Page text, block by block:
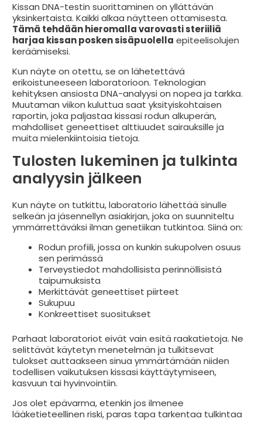
Kissan DNA-testin suorittaminen on yllättävän
yksinkertaista. Kaikki alkaa näytteen ottamisesta.
Tämä tehdään hieromalla varovasti steriiliä
harjaa kissan posken sisäpuolella epiteelisolujen
keräämiseksi.
Kun näyte on otettu, se on lähetettävä
erikoistuneeseen laboratorioon. Teknologian
kehityksen ansiosta DNA-analyysi on nopea ja tarkka.
Muutaman viikon kuluttua saat yksityiskohtaisen
raportin, joka paljastaa kissasi rodun alkuperän,
mahdolliset geneettiset alttiuudet sairauksille ja
muita mielenkiintoisia tietoja.
Tulosten lukeminen ja tulkinta
analyysin jälkeen
Kun näyte on tutkittu, laboratorio lähettää sinulle
selkeän ja jäsennellyn asiakirjan, joka on suunniteltu
ymmärrettäväksi ilman genetiikan tutkintoa. Siinä on:
Rodun profiili, jossa on kunkin sukupolven osuus
sen perimässä
Terveystiedot mahdollisista perinnöllisistä
taipumuksista
Merkittävät geneettiset piirteet
Sukupuu
Konkreettiset suositukset
Parhaat laboratoriot eivät vain esitä raakatietoja. Ne
selittävät käytetyn menetelmän ja tulkitsevat
tulokset auttaakseen sinua ymmärtämään niiden
todellisen vaikutuksen kissasi käyttäytymiseen,
kasvuun tai hyvinvointiin.
Jos olet epävarma, etenkin jos ilmenee
lääketieteellinen riski, paras tapa tarkentaa tulkintaa